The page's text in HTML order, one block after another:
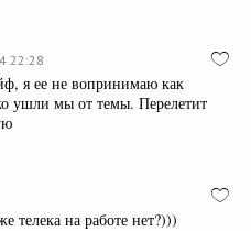
22:28
я ее не вопринимаю как
ушли мы от темы. Перелетит
телека на работе нет?)))